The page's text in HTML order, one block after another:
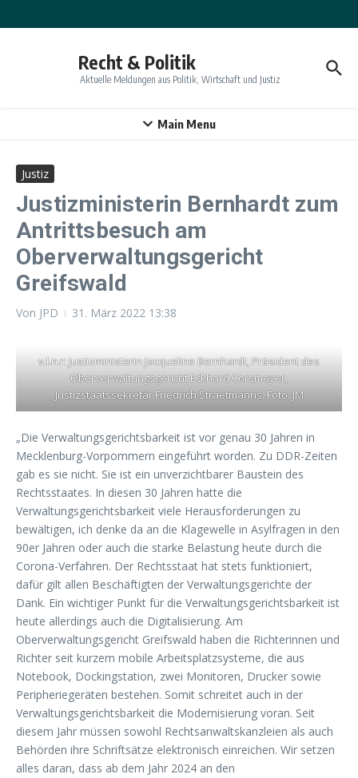
Recht & Politik
Aktuelle Meldungen aus Politik, Wirtschaft und Justiz
Main Menu
Justiz
Justizministerin Bernhardt zum
Antrittsbesuch am
Oberverwaltungsgericht
Greifswald
Von JPD 31. März 2022 13:38
v.l.n.r: Justizministerin Jacqueline Bernhardt, Präsident des
Oberverwaltungsgericht Eckhard Corsmeyer,
Justizstaatssekretär Friedrich Straetmanns. Foto: JM
„Die Verwaltungsgerichtsbarkeit ist vor genau 30 Jahren in
Mecklenburg-Vorpommern eingeführt worden. Zu DDR-Zeiten
gab es sie nicht. Sie ist ein unverzichtbarer Baustein des
Rechtsstaates. In diesen 30 Jahren hatte die
Verwaltungsgerichtsbarkeit viele Herausforderungen zu
bewältigen, ich denke da an die Klagewelle in Asylfragen in den
90er Jahren oder auch die starke Belastung heute durch die
Corona-Verfahren. Der Rechtsstaat hat stets funktioniert,
dafür gilt allen Beschäftigten der Verwaltungsgerichte der
Dank. Ein wichtiger Punkt für die Verwaltungsgerichtsbarkeit ist
heute allerdings auch die Digitalisierung. Am
Oberverwaltungsgericht Greifswald haben die Richterinnen und
Richter seit kurzem mobile Arbeitsplatzsysteme, die aus
Notebook, Dockingstation, zwei Monitoren, Drucker sowie
Peripheriegeräten bestehen. Somit schreitet auch in der
Verwaltungsgerichtsbarkeit die Modernisierung voran. Seit
diesem Jahr müssen sowohl Rechtsanwaltskanzleien als auch
Behörden ihre Schriftsätze elektronisch einreichen. Wir setzen
alles daran, dass ab dem Jahr 2024 an den